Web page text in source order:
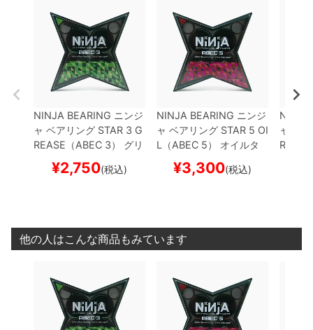
NINJA BEARING ニンジ
ャ ベアリング STAR 3 G
REASE（ABEC 3）
グリ
ースタイプスケートボー
ド スケボー
¥2,750(税込)
NINJA BEARING ニンジ
ャ ベアリング STAR 5 OI
L（ABEC 5）
オイルタ
イプ スケートボード ス
ケボー
¥3,300(税込)
NINJA
ャ
他の人はこんな商品もみています